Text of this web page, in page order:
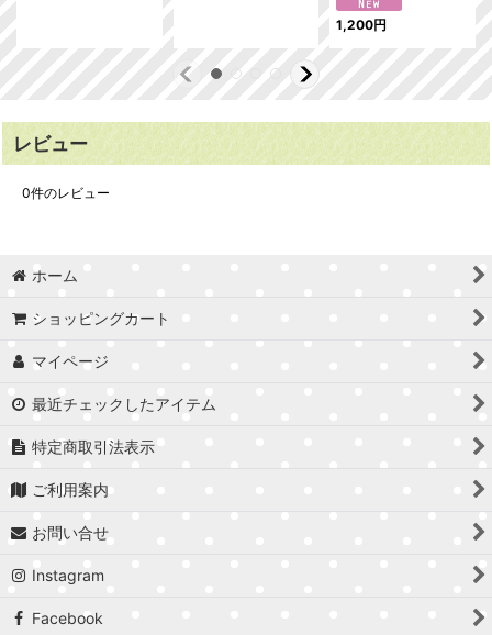
1,200円
レビュー
0件のレビュー
ホーム
ショッピングカート
マイページ
最近チェックしたアイテム
特定商取引法表示
ご利用案内
お問い合せ
Instagram
Facebook